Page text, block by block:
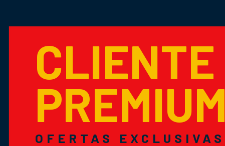
CLIENTE
PREMIUM
OFERTAS EXCLUSIVAS